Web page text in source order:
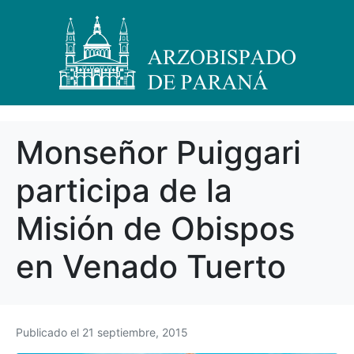
Monseñor Puiggari
participa de la
Misión de Obispos
en Venado Tuerto
Publicado el 21 septiembre, 2015